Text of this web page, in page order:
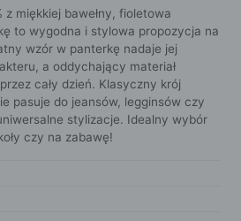
z miękkiej bawełny, fioletowa
to wygodna i stylowa propozycja na
wzór w panterkę nadaje jej
a oddychający materiał
cały dzień. Klasyczny krój
pasuje do jeansów, legginsów czy
stylizacje. Idealny wybór
czy na zabawę!